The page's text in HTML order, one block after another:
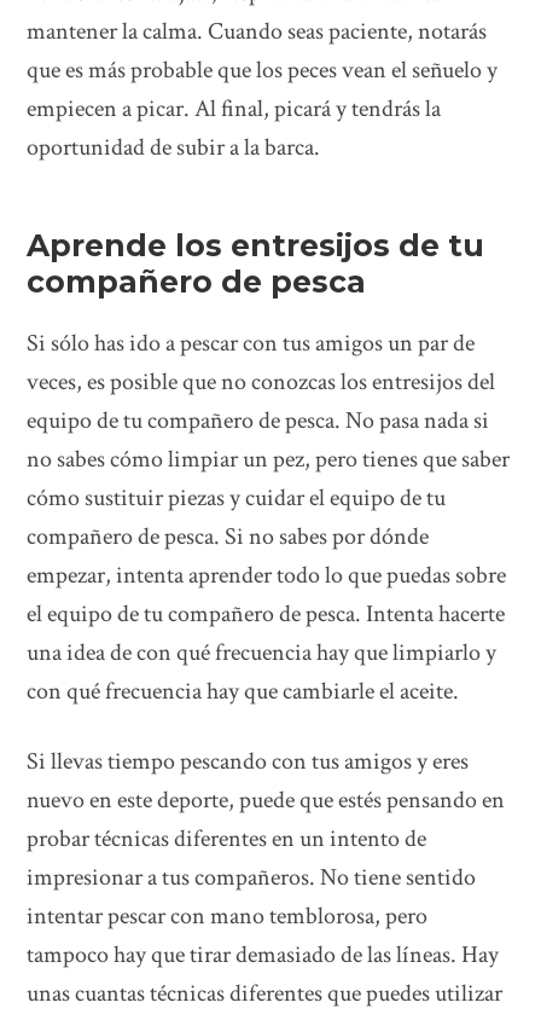
mantener la calma. Cuando seas paciente, notarás
que es más probable que los peces vean el señuelo y
empiecen a picar. Al final, picará y tendrás la
oportunidad de subir a la barca.
Aprende los entresijos de tu
compañero de pesca
Si sólo has ido a pescar con tus amigos un par de
veces, es posible que no conozcas los entresijos del
equipo de tu compañero de pesca. No pasa nada si
no sabes cómo limpiar un pez, pero tienes que saber
cómo sustituir piezas y cuidar el equipo de tu
compañero de pesca. Si no sabes por dónde
empezar, intenta aprender todo lo que puedas sobre
el equipo de tu compañero de pesca. Intenta hacerte
una idea de con qué frecuencia hay que limpiarlo y
con qué frecuencia hay que cambiarle el aceite.
Si llevas tiempo pescando con tus amigos y eres
nuevo en este deporte, puede que estés pensando en
probar técnicas diferentes en un intento de
impresionar a tus compañeros. No tiene sentido
intentar pescar con mano temblorosa, pero
tampoco hay que tirar demasiado de las líneas. Hay
unas cuantas técnicas diferentes que puedes utilizar